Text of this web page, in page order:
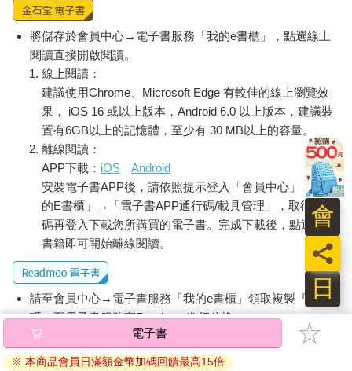
將儲存於會員中心→電子書服務「我的e書櫃」，點選線上
閱讀直接開啟閱讀。
線上閱讀：
建議使用Chrome、Microsoft Edge 有較佳的線上瀏覽效
果， iOS 16 或以上版本，Android 6.0 以上版本，建議裝
置有6GB以上的記憶體，至少有 30 MB以上的容量。
離線閱讀：
APP下載： iOS
Android
安裝電子書APP後，請依照提示登入「會員中心」→「我
的E書櫃」→「電子書APP通行碼/載具管理」，取得通行
碼再登入下載您所購買的電子書。完成下載後，點選任一
書籍即可開始離線閱讀。
請至會員中心→電子書服務「我的e書櫃」領取複製『兌換
碼』至電子書服務商Readmoo進行兌換。
退換貨須知：
因版權保護，您在金石堂所購買的電子書僅能以金石堂專屬
電子書
※ 本商品會員日滿額金幣加碼回饋最高15倍
日
員
會